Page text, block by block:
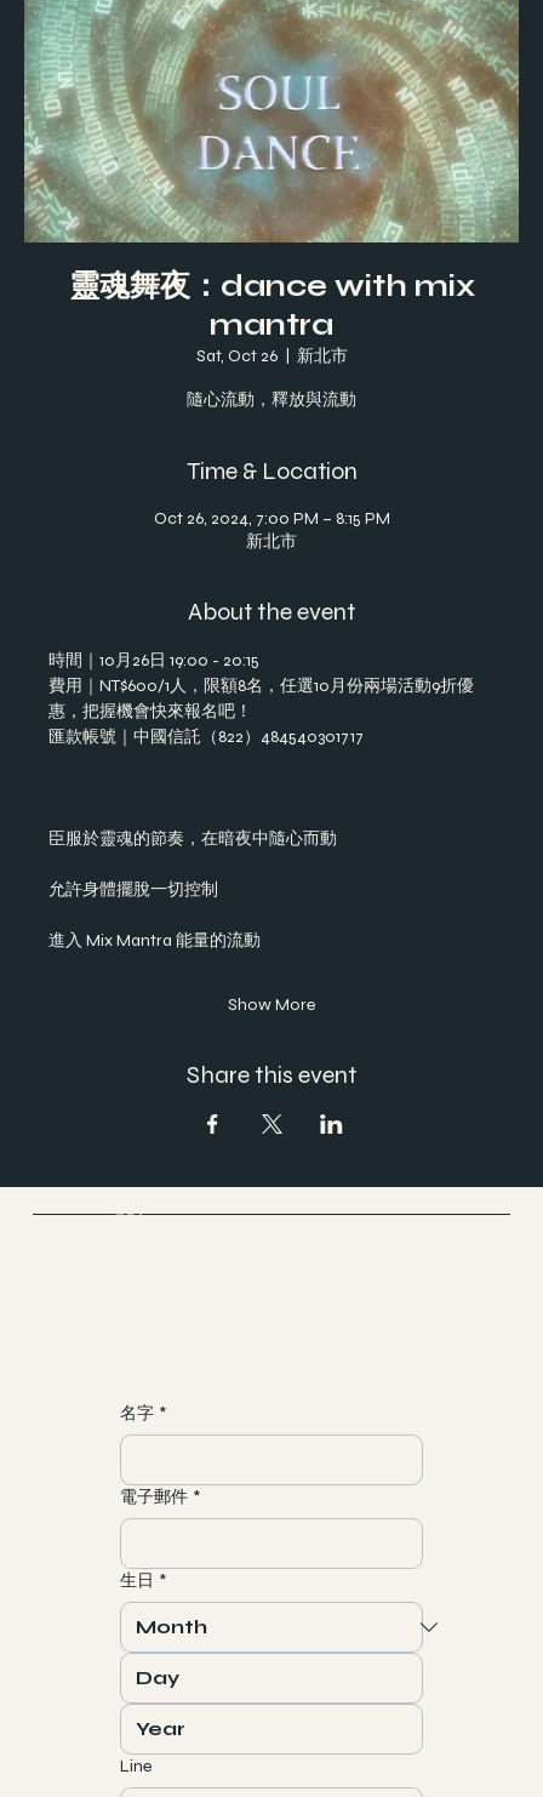
靈魂舞夜：dance with mix
mantra
Sat, Oct 26
  |
新北市
隨心流動，釋放與流動
Time & Location
Oct 26, 2024, 7:00 PM – 8:15 PM
新北市
About the event
時間｜10月26日 19:00 - 20:15
費用｜NT$600/1人，限額8名，任選10月份兩場活動9折優
惠，把握機會快來報名吧！
匯款帳號｜中國信託（822）484540301717
臣服於靈魂的節奏，在暗夜中隨心而動
允許身體擺脫一切控制
進入 Mix Mantra 能量的流動
Show More
Share this event
名字 *
電子郵件 *
生日 *
Line